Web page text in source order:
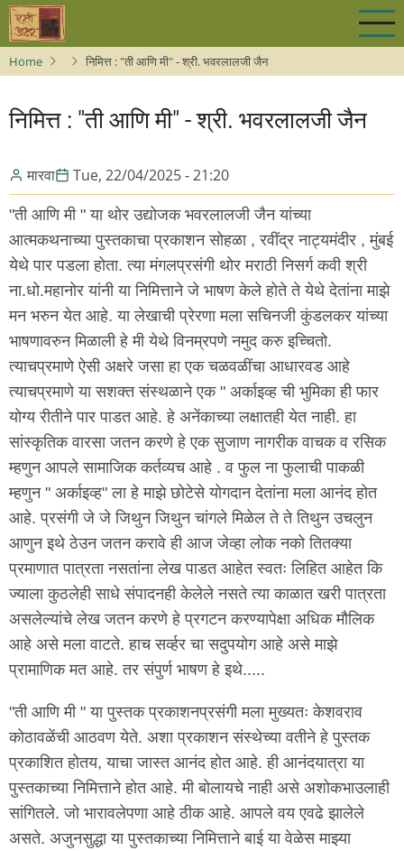
Skip
main
content
Home निमित्त : "ती आणि मी" - श्री. भवरलालजी जैन
निमित्त : "ती आणि मी" - श्री. भवरलालजी जैन
मारवा Tue, 22/04/2025 - 21:20
"ती आणि मी " या थोर उद्योजक भवरलालजी जैन यांच्या
आत्मकथनाच्या पुस्तकाचा प्रकाशन सोहळा , रवींद्र नाट्यमंदीर , मुंबई
येथे पार पडला होता. त्या मंगलप्रसंगी थोर मराठी निसर्ग कवी श्री
ना.धो.महानोर यांनी या निमित्ताने जे भाषण केले होते ते येथे देतांना माझे
मन भरुन येत आहे. या लेखाची प्रेरणा मला सचिनजी कुंडलकर यांच्या
भाषणावरुन मिळाली हे मी येथे विनम्रपणे नमुद करु इच्चितो.
त्याचप्रमाणे ऐसी अक्षरे जसा हा एक चळवळींचा आधारवड आहे
त्याचप्रमाणे या सशक्त संस्थळाने एक " अर्काइव्ह ची भुमिका ही फार
योग्य रीतीने पार पाडत आहे. हे अनेंकाच्या लक्षातही येत नाही. हा
सांस्कृतिक वारसा जतन करणे हे एक सुजाण नागरीक वाचक व रसिक
म्हणुन आपले सामाजिक कर्तव्यच आहे . व फुल ना फुलाची पाकळी
म्हणुन " अर्काइव्ह" ला हे माझे छोटेसे योगदान देतांना मला आनंद होत
आहे. प्रसंगी जे जे जिथुन जिथुन चांगले मिळेल ते ते तिथुन उचलुन
आणुन इथे ठेउन जतन करावे ही आज जेव्हा लोक नको तितक्या
प्रमाणात पात्रता नसतांना लेख पाडत आहेत स्वतः लिहित आहेत कि
ज्याला कुठलेही साधे संपादनही केलेले नसते त्या काळात खरी पात्रता
असलेल्यांचे लेख जतन करणे हे प्रगटन करण्यापेक्षा अधिक मौलिक
आहे असे मला वाटते. हाच सर्व्हर चा सदुपयोग आहे असे माझे
प्रामाणिक मत आहे. तर संपुर्ण भाषण हे इथे.....
"ती आणि मी " या पुस्तक प्रकाशनप्रसंगी मला मुख्यतः केशवराव
कोठावळेंची आठवण येते. अशा प्रकाशन संस्थेच्या वतीने हे पुस्तक
प्रकाशित होतय, याचा जास्त आनंद होत आहे. ही आनंदयात्रा या
पुस्तकाच्या निमित्ताने होत आहे. मी बोलायचे नाही असे अशोकभाउलाही
सांगितले. जो भारावलेपणा आहे ठीक आहे. आपले वय एवढे झालेले
असते. अजुनसुद्धा या पुस्तकाच्या निमित्ताने बाई या वेळेस माझ्या